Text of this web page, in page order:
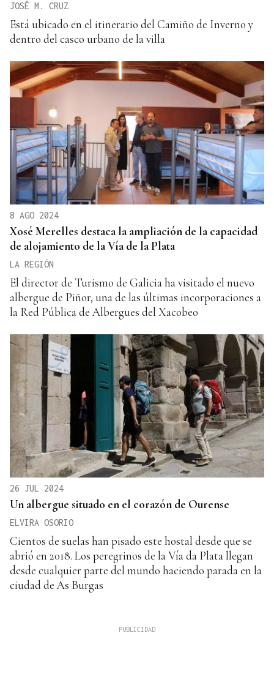
JOSÉ M. CRUZ
Está ubicado en el itinerario del Camiño de Inverno y
dentro del casco urbano de la villa
8 AGO 2024
Xosé Merelles destaca la ampliación de la capacidad
de alojamiento de la Vía de la Plata
LA REGIÓN
El director de Turismo de Galicia ha visitado el nuevo
albergue de Piñor, una de las últimas incorporaciones a
la Red Pública de Albergues del Xacobeo
26 JUL 2024
Un albergue situado en el corazón de Ourense
ELVIRA OSORIO
Cientos de suelas han pisado este hostal desde que se
abrió en 2018. Los peregrinos de la Vía da Plata llegan
desde cualquier parte del mundo haciendo parada en la
ciudad de As Burgas